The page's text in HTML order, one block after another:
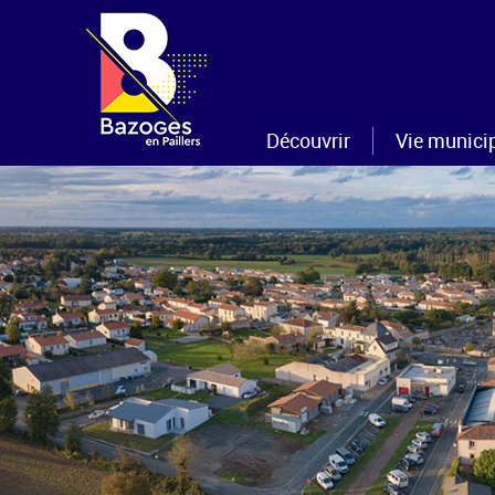
Découvrir
La commune
Histoire et patrimoine
Nouveaux arrivants
Sentiers et Randonnées
Gîtes et/ou chambres d'hôtes
Tourisme
Vie
Les élus
Les
Le conseil
Le personnel
Les projets
Les CR
Les bulletins